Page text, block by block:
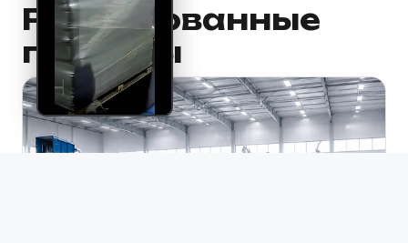
Реализованные
проекты